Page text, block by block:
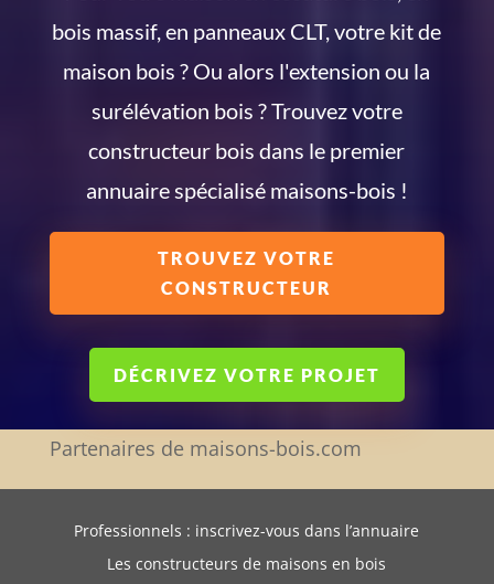
bois massif, en panneaux CLT, votre kit de
maison bois ? Ou alors l'extension ou la
surélévation bois ? Trouvez votre
constructeur bois dans le premier
annuaire spécialisé maisons-bois !
TROUVEZ VOTRE
CONSTRUCTEUR
DÉCRIVEZ VOTRE PROJET
Partenaires de maisons-bois.com
Professionnels : inscrivez-vous dans l’annuaire
Les constructeurs de maisons en bois